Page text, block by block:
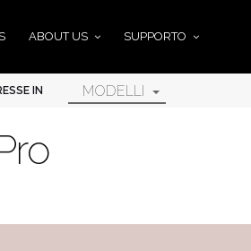
ABOUT US SUPPORTO
IN MODELLI